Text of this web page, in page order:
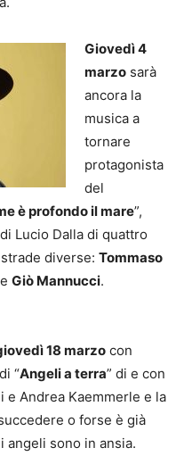
Giovedì 4
marzo sarà
ancora la
musica a
tornare
protagonista
del
è profondo il mare”,
Lucio Dalla di quattro
diverse: Tommaso
e Giò Mannucci.
18 marzo con
“Angeli a terra” di e con
Andrea Kaemmerle e la
o forse è già
angeli sono in ansia.